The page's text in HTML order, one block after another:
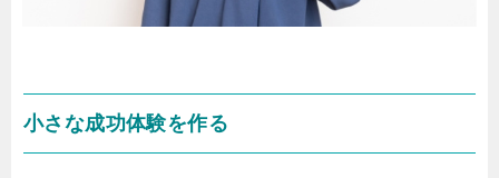
小さな成功体験を作る